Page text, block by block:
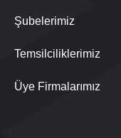
Şubelerimiz
Temsilciliklerimiz
Üye Firmalarımız